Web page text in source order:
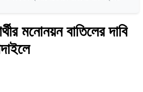
মনোনয়ন বাতিলের দাবি